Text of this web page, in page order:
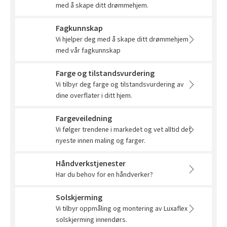
Inspirasjon
Populære beige farger
Farger til barnerom
Hjemlevering
Book interiørkonsulent
Slik legger du korkgulv
Legge klikkvinyl
Legge laminat
Vår YouTube-kanal
Finn din butikk
Hjemlevering
MÅNEDENS GULV I AUGUST:
Hjemlevering
Book interiørkonsulent
Slik gjør du uteplassen klar – se tips og bli inspirert
Beise terrasse
Finn din butikk
Hjemlevering
Hjemlevering
med å skape ditt drømmehjem.
Fagkunnskap
Vi hjelper deg med å skape ditt drømmehjem
med vår fagkunnskap
Farge og tilstandsvurdering
Vi tilbyr deg farge og tilstandsvurdering av
dine overflater i ditt hjem.
Fargeveiledning
Vi følger trendene i markedet og vet alltid det
nyeste innen maling og farger.
Håndverkstjenester
Har du behov for en håndverker?
Solskjerming
Vi tilbyr oppmåling og montering av Luxaflex
solskjerming innendørs.